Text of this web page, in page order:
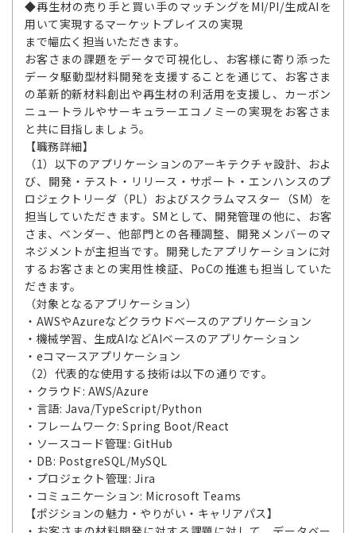
◆再生材の売り手と買い手のマッチングをMI/PI/生成AIを
用いて実現するマーケットプレイスの実現
まで幅広く担当いただきます。
お客さまの課題をデータで可視化し、お客様に寄り添った
データ駆動型材料開発を支援することを通じて、お客さま
の革新的新材料創出や再生材の利活用を支援し、カーボン
ニュートラルやサーキュラーエコノミーの実現をお客さま
と共に目指しましょう。
【職務詳細】
（1）以下のアプリケーションのアーキテクチャ設計、およ
び、開発・テスト・リリース・サポート・エンハンスのプ
ロジェクトリーダ（PL）およびスクラムマスター（SM）を
担当していただきます。SMとして、開発管理の他に、お客
さま、ベンダー、他部門との各種調整、開発メンバーのマ
ネジメントが主担当です。開発したアプリケーションに対
するお客さまとの実用性検証、PoCの推進も担当していた
だきます。
（対象となるアプリケーション）
・AWSやAzureなどクラウドベースのアプリケーション
・機械学習、生成AIなどAIベースのアプリケーション
・eコマースアプリケーション
（2）代表的な使用する技術は以下の通りです。
・クラウド: AWS/Azure
・言語: Java/TypeScript/Python
・フレームワーク: Spring Boot/React
・ソースコード管理: GitHub
・DB: PostgreSQL/MySQL
・プロジェクト管理: Jira
・コミュニケーション: Microsoft Teams
【ポジションの魅力・やりがい・キャリアパス】